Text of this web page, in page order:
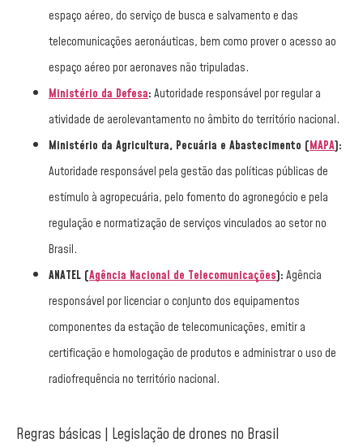
espaço aéreo, do serviço de busca e salvamento e das
telecomunicações aeronáuticas, bem como prover o acesso ao
espaço aéreo por aeronaves não tripuladas.
Ministério da Defesa:Autoridade responsável por regular a
atividade de aerolevantamento no âmbito do território nacional.
Ministério da Agricultura, Pecuária e Abastecimento (MAPA):
Autoridade responsável pela gestão das políticas públicas de
estímulo à agropecuária, pelo fomento do agronegócio e pela
regulação e normatização de serviços vinculados ao setor no
Brasil.
ANATEL (Agência Nacional de Telecomunicações):Agência
responsável por licenciar o conjunto dos equipamentos
componentes da estação de telecomunicações, emitir a
certificação e homologação de produtos e administrar o uso de
radiofrequência no território nacional.
Regras básicas | Legislação de drones no Brasil